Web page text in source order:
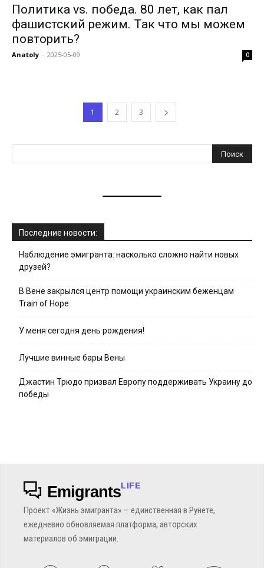
Политика vs. победа. 80 лет, как пал
фашистский режим. Так что мы можем
повторить?
Anatoly - 2025-05-09 0
1 2 3
Последние новости:
Наблюдение эмигранта: насколько сложно найти новых
друзей?
В Вене закрылся центр помощи украинским беженцам
Train of Hope
У меня сегодня день рождения!
Лучшие винные бары Вены
Джастин Трюдо призвал Европу поддерживать Украину до
победы
EmigrantsLIFE
Проект «Жизнь эмигранта» — единственная в Рунете,
ежедневно обновляемая платформа, авторских
материалов об эмиграции.